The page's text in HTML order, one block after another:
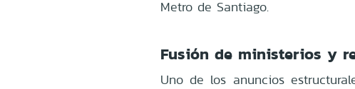
Metro de Santiago.
Fusión de ministerios y
Uno de los anuncios